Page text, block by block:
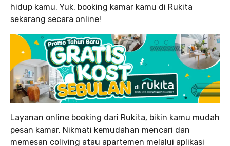
hidup kamu. Yuk, booking kamar kamu di Rukita
sekarang secara online!
Layanan online booking dari Rukita, bikin kamu mudah
pesan kamar. Nikmati kemudahan mencari dan
memesan coliving atau apartemen melalui aplikasi